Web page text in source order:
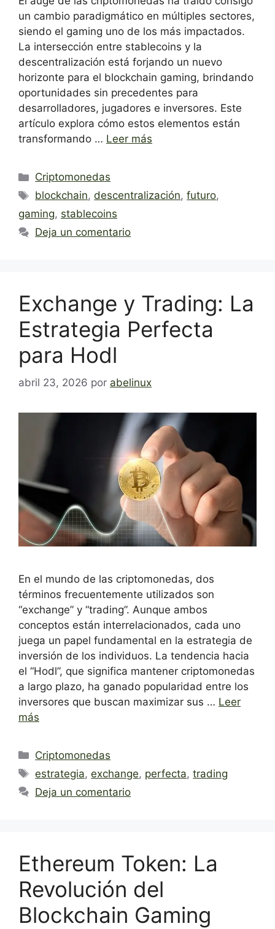
un cambio paradigmático en múltiples sectores,
siendo el gaming uno de los más impactados.
La intersección entre stablecoins y la
descentralización está forjando un nuevo
horizonte para el blockchain gaming, brindando
oportunidades sin precedentes para
desarrolladores, jugadores e inversores. Este
artículo explora cómo estos elementos están
transformando … Leer más
Categorías
Criptomonedas
Etiquetas
blockchain,descentralización,futuro,
gaming, stablecoins
Deja un comentario
Exchange y Trading: La
Estrategia Perfecta
para Hodl
abril 23, 2026 por abelinux
En el mundo de las criptomonedas, dos
términos frecuentemente utilizados son
“exchange” y “trading”. Aunque ambos
conceptos están interrelacionados, cada uno
juega un papel fundamental en la estrategia de
inversión de los individuos. La tendencia hacia
el “Hodl”, que significa mantener criptomonedas
a largo plazo, ha ganado popularidad entre los
inversores que buscan maximizar sus … Leer
más
Categorías
Criptomonedas
Etiquetas
estrategia,exchange, perfecta,trading
Deja un comentario
Ethereum Token: La
Revolución del
Blockchain Gaming